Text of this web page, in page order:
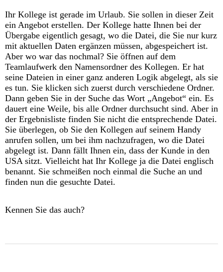
Ihr Kollege ist gerade im Urlaub. Sie sollen in dieser Zeit
ein Angebot erstellen. Der Kollege hatte Ihnen bei der
Übergabe eigentlich gesagt, wo die Datei, die Sie nur kurz
mit aktuellen Daten ergänzen müssen, abgespeichert ist.
Aber wo war das nochmal? Sie öffnen auf dem
Teamlaufwerk den Namensordner des Kollegen. Er hat
seine Dateien in einer ganz anderen Logik abgelegt, als sie
es tun. Sie klicken sich zuerst durch verschiedene Ordner.
Dann geben Sie in der Suche das Wort „Angebot“ ein. Es
dauert eine Weile, bis alle Ordner durchsucht sind. Aber in
der Ergebnisliste finden Sie nicht die entsprechende Datei.
Sie überlegen, ob Sie den Kollegen auf seinem Handy
anrufen sollen, um bei ihm nachzufragen, wo die Datei
abgelegt ist. Dann fällt Ihnen ein, dass der Kunde in den
USA sitzt. Vielleicht hat Ihr Kollege ja die Datei englisch
benannt. Sie schmeißen noch einmal die Suche an und
finden nun die gesuchte Datei.
Kennen Sie das auch?